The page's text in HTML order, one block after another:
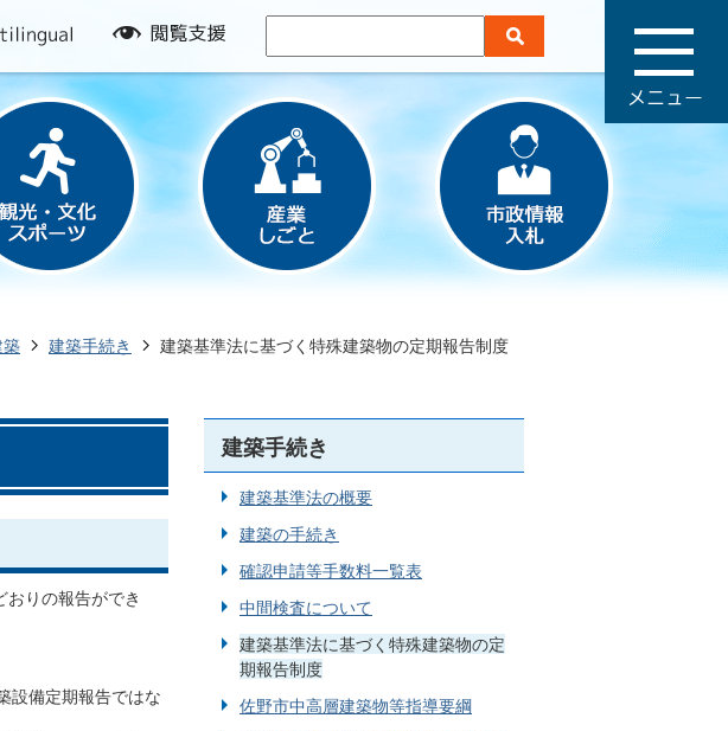
閲
援
築 建築手続き 建築基準法に基づく特殊建築物の定期報告制度
りの報告ができ
設備定期報告ではな
建築手続き
建築基準法の概要
建築の手続き
確認申請等手数料一覧表
中間検査について
建築基準法に基づく特殊建築物の定
期報告制度
佐野市中高層建築物等指導要綱